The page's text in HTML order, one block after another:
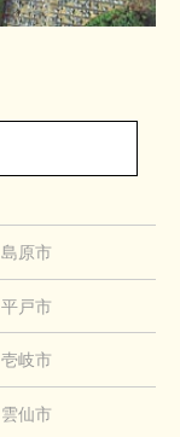
島原市
平戸市
壱岐市
雲仙市